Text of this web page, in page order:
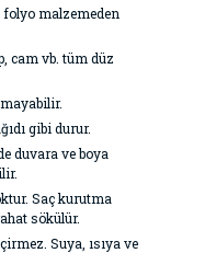
folyo malzemeden
cam vb. tüm düz
gibi durur.
duvara ve boya
Saç kurutma
sökülür.
Suya, ısıya ve